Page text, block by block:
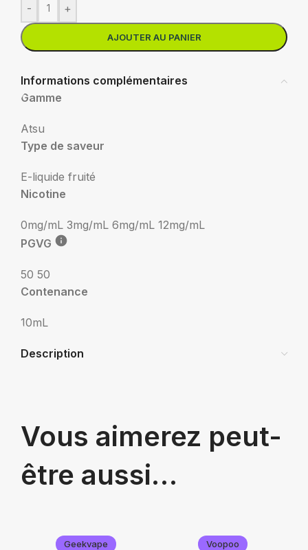
- +
AJOUTER AU PANIER
Informations complémentaires
Gamme
Atsu
Type de saveur
E-liquide fruité
Nicotine
0mg/mL 3mg/mL 6mg/mL 12mg/mL
PGVG
50 50
Contenance
10mL
Description
Vous aimerez peut-
être aussi…
Geekvape Voopoo